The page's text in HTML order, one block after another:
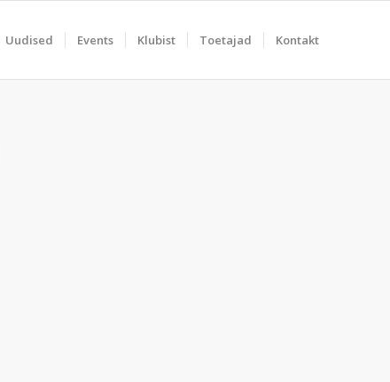
Uudised Events Klubist Toetajad Kontakt